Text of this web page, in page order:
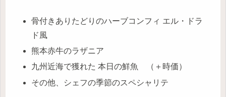
骨付きありたどりのハーブコンフィ エル・ドラ
ド風
熊本赤牛のラザニア
九州近海で獲れた 本日の鮮魚 （＋時価）
その他、シェフの季節のスペシャリテ